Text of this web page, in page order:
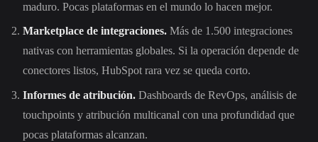
maduro. Pocas plataformas en el mundo lo hacen mejor.
Marketplace de integraciones. Más de 1.500 integraciones
nativas con herramientas globales. Si la operación depende de
conectores listos, HubSpot rara vez se queda corto.
Informes de atribución. Dashboards de RevOps, análisis de
touchpoints y atribución multicanal con una profundidad que
pocas plataformas alcanzan.